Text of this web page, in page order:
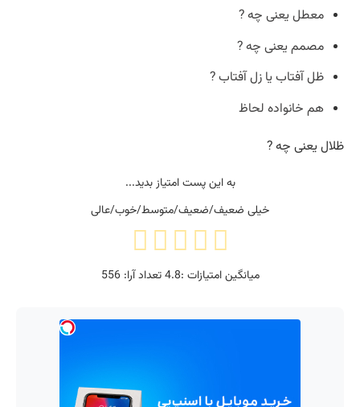
معطل یعنی چه ?
مصمم یعنی چه ?
ظل آفتاب یا زل آفتاب ?
هم خانواده لحاظ
ظلال یعنی چه ?
به این پست امتیاز بدید...
خیلی ضعیف/ضعیف/متوسط/خوب/عالی
میانگین امتیازات :4.8تعداد آرا:556